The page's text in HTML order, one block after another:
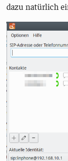
dazu natürlich